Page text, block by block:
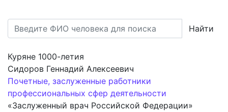
Найти
Куряне 1000-летия
Сидоров Геннадий Алексеевич
Почетные, заслуженные работники
профессиональных сфер деятельности
«Заслуженный врач Российской Федерации»